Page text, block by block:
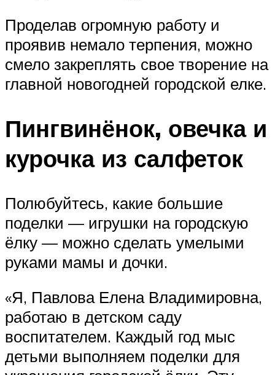
Проделав огромную работу и
проявив немало терпения, можно
смело закреплять свое творение на
главной новогодней городской елке.
Пингвинёнок, овечка и
курочка из салфеток
Полюбуйтесь, какие большие
поделки — игрушки на городскую
ёлку — можно сделать умелыми
руками мамы и дочки.
«Я, Павлова Елена Владимировна,
работаю в детском саду
воспитателем. Каждый год мыс
детьми выполняем поделки для